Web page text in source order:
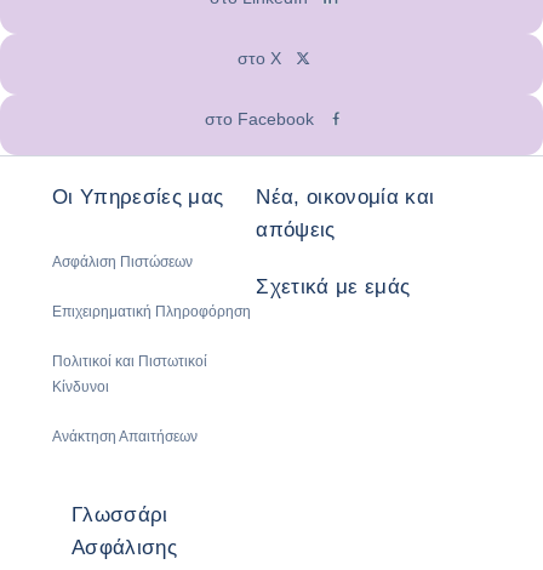
στο X
στο Facebook
Οι Υπηρεσίες μας
Ασφάλιση Πιστώσεων
Επιχειρηματική Πληροφόρηση
Πολιτικοί και Πιστωτικοί
Κίνδυνοι
Ανάκτηση Απαιτήσεων
Νέα, οικονομία και
απόψεις
Σχετικά με εμάς
Γλωσσάρι
Ασφάλισης